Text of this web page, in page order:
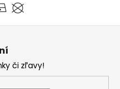
či zľavy!